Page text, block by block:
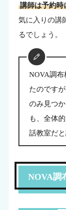
講師は予約時
気に入りの講
るでしょう。
NOVA調布
たのです
のみ見つ
も、全体
話教室だ
NOVA調